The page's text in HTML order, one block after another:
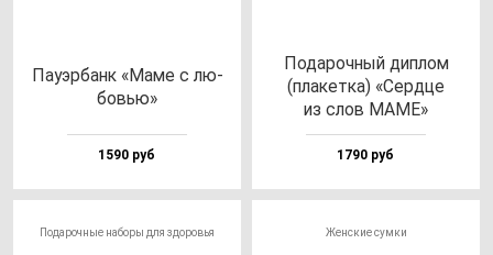
Пауэр­банк «Маме с лю­
бовью»
1590 руб
Пода­роч­ный дип­лом
(пла­кет­ка) «Сер­дце
из слов МАМЕ»
1790 руб
Подарочные наборы для здоровья Женские сумки